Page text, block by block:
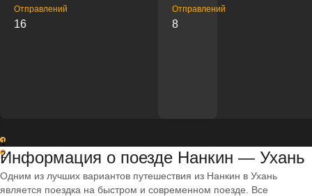
Отправлений
16
Отправлений
8
1
2
Информация о поезде Нанкин — Ухань
Одним из лучших вариантов путешествия из Нанкин в Ухань
является поездка на быстром и современном поезде. Все